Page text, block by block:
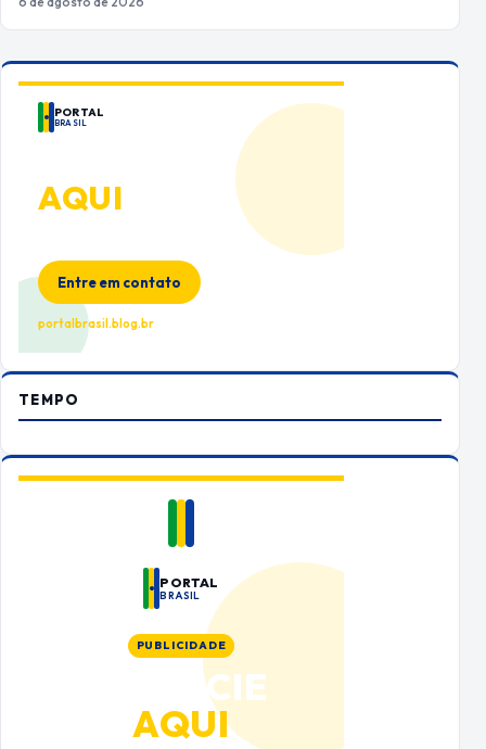
PORTAL
BRASIL
AQUI
Entre em contato
portalbrasil.blog.br
TEMPO
PORTAL
BRASIL
PUBLICIDADE
ANUNCIE
AQUI